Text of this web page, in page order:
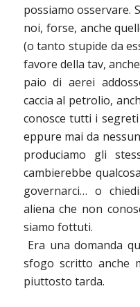
possiamo osservare.
noi, forse, anche
(o tanto stupide da
favore della tav,
paio di aerei
caccia al petrolio,
conosce tutti i
eppure mai da
produciamo gli
cambierebbe
governarci… o
aliena che non
siamo fottuti.
Era una domanda
sfogo scritto anche
piuttosto tarda.